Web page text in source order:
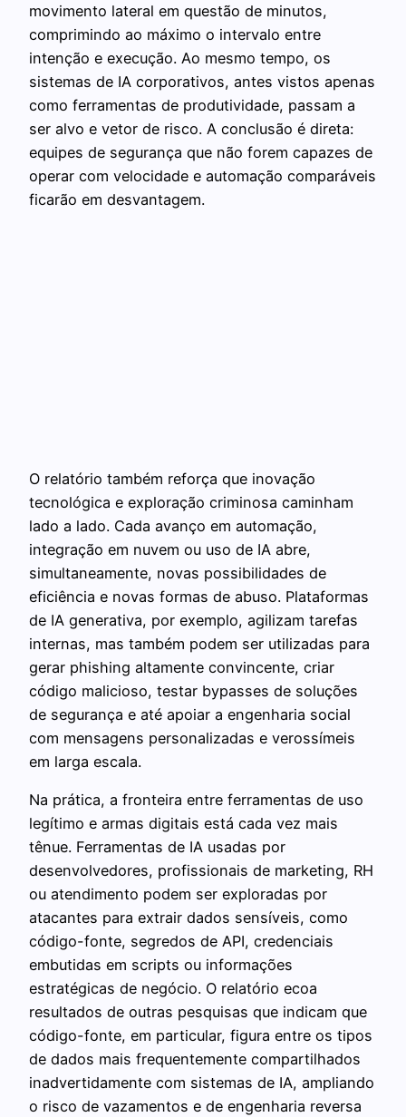
movimento lateral em questão de minutos,
comprimindo ao máximo o intervalo entre
intenção e execução. Ao mesmo tempo, os
sistemas de IA corporativos, antes vistos apenas
como ferramentas de produtividade, passam a
ser alvo e vetor de risco. A conclusão é direta:
equipes de segurança que não forem capazes de
operar com velocidade e automação comparáveis
ficarão em desvantagem.
O relatório também reforça que inovação
tecnológica e exploração criminosa caminham
lado a lado. Cada avanço em automação,
integração em nuvem ou uso de IA abre,
simultaneamente, novas possibilidades de
eficiência e novas formas de abuso. Plataformas
de IA generativa, por exemplo, agilizam tarefas
internas, mas também podem ser utilizadas para
gerar phishing altamente convincente, criar
código malicioso, testar bypasses de soluções
de segurança e até apoiar a engenharia social
com mensagens personalizadas e verossímeis
em larga escala.
Na prática, a fronteira entre ferramentas de uso
legítimo e armas digitais está cada vez mais
tênue. Ferramentas de IA usadas por
desenvolvedores, profissionais de marketing, RH
ou atendimento podem ser exploradas por
atacantes para extrair dados sensíveis, como
código-fonte, segredos de API, credenciais
embutidas em scripts ou informações
estratégicas de negócio. O relatório ecoa
resultados de outras pesquisas que indicam que
código-fonte, em particular, figura entre os tipos
de dados mais frequentemente compartilhados
inadvertidamente com sistemas de IA, ampliando
o risco de vazamentos e de engenharia reversa